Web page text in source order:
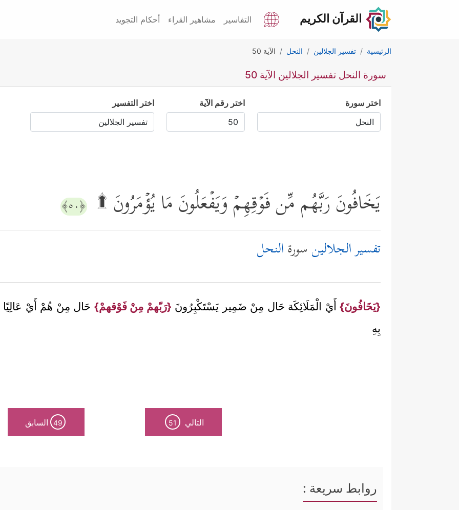
القرآن الكريم التفاسير مشاهير القراء أحكام التجويد
الرئيسية تفسير الجلالين النحل الآية 50
سورة النحل تفسير الجلالين الآية 50
اختر سورة اختر رقم الآية اختر التفسير
یَخَافُونَ رَبَّهُم مِّن فَوۡقِهِمۡ وَیَفۡعَلُونَ مَا یُؤۡمَرُونَ ۩ ﴿٥٠﴾
تفسير الجلالين سورةالنحل
{يَخَافُونَ}أَيْ الْمَلَائِكَة حَال مِنْ ضَمِير يَسْتَكْبِرُونَ {رَبّهمْ مِنْ فَوْقهمْ} حَال مِنْ هُمْ أَيْ عَالِيًا
بِهِ
التالي 51
49 السابق
روابط سريعة :